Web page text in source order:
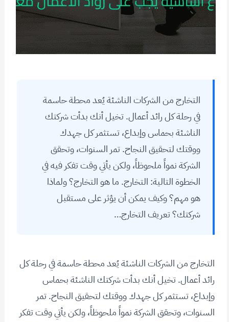
التخارج من الشركات الناشئة يُعد محطة حاسمة
في رحلة كل رائد أعمال. تخيل أنك بدأت شركتك
الناشئة بحماس وإبداع، تستثمر كل جهدك
ووقتك لتحقيق النجاح. تمر السنوات، وتحقق
الشركة نمواً ملحوظاً، ولكن يأتي وقت تفكر فيه في
الخطوة التالية: التخارج. ما هو التخارج؟ ولماذا
هو مهم؟ وكيف يمكن أن يؤثر على مستقبل
شركتك؟ تعريف التخارج…
التخارج من الشركات الناشئة يُعد محطة حاسمة في رحلة كل
رائد أعمال. تخيل أنك بدأت شركتك الناشئة بحماس
وإبداع، تستثمر كل جهدك ووقتك لتحقيق النجاح. تمر
السنوات، وتحقق الشركة نمواً ملحوظاً، ولكن يأتي وقت تفكر